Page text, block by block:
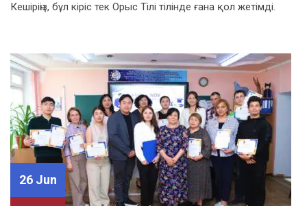
Кешіріңіз, бұл кіріс тек Орыс Тілі тілінде ғана қол жетімді.
26 Jun